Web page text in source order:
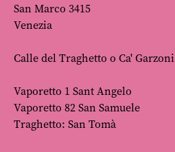
San Marco 3415
Venezia
Calle del Traghetto o Ca' Garzoni
Vaporetto 1 Sant Angelo
Vaporetto 82 San Samuele
Traghetto: San Tomà